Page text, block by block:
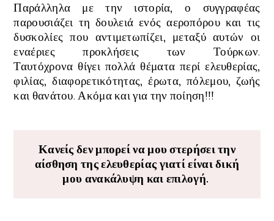
Παράλληλα με την ιστορία, ο συγγραφέας
παρουσιάζει τη δουλειά ενός αεροπόρου και τις
δυσκολίες που αντιμετωπίζει, μεταξύ αυτών οι
εναέριες προκλήσεις των Τούρκων.
Ταυτόχροναθίγει πολλά θέματα περί ελευθερίας,
φιλίας, διαφορετικότητας, έρωτα, πόλεμου, ζωής
και θανάτου. Ακόμα και για την ποίηση!!!
Κανείς δεν μπορεί να μου στερήσει την
αίσθηση της ελευθερίας γιατί είναι δική
μου ανακάλυψη και επιλογή.